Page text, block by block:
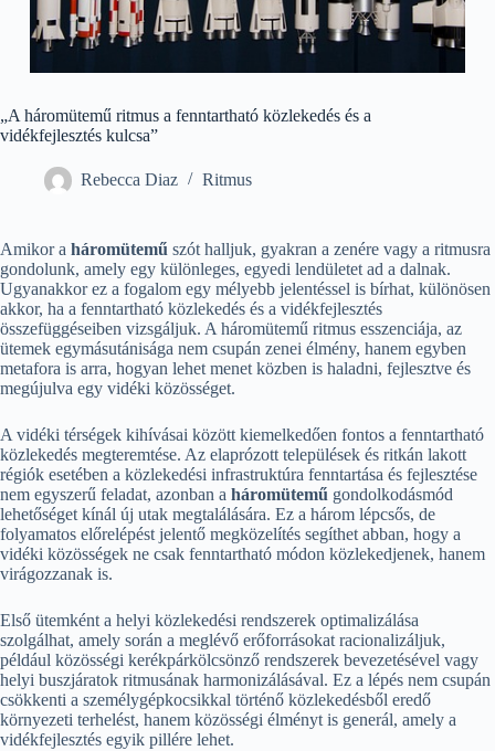
„A háromütemű ritmus a fenntartható közlekedés és a
vidékfejlesztés kulcsa”
Rebecca Diaz Ritmus
Amikor a háromütemű szót halljuk, gyakran a zenére vagy a ritmusra
gondolunk, amely egy különleges, egyedi lendületet ad a dalnak.
Ugyanakkor ez a fogalom egy mélyebb jelentéssel is bírhat, különösen
akkor, ha a fenntartható közlekedés és a vidékfejlesztés
összefüggéseiben vizsgáljuk. A háromütemű ritmus esszenciája, az
ütemek egymásutánisága nem csupán zenei élmény, hanem egyben
metafora is arra, hogyan lehet menet közben is haladni, fejlesztve és
megújulva egy vidéki közösséget.
A vidéki térségek kihívásai között kiemelkedően fontos a fenntartható
közlekedés megteremtése. Az elaprózott települések és ritkán lakott
régiók esetében a közlekedési infrastruktúra fenntartása és fejlesztése
nem egyszerű feladat, azonban a háromütemű gondolkodásmód
lehetőséget kínál új utak megtalálására. Ez a három lépcsős, de
folyamatos előrelépést jelentő megközelítés segíthet abban, hogy a
vidéki közösségek ne csak fenntartható módon közlekedjenek, hanem
virágozzanak is.
Első ütemként a helyi közlekedési rendszerek optimalizálása
szolgálhat, amely során a meglévő erőforrásokat racionalizáljuk,
például közösségi kerékpárkölcsönző rendszerek bevezetésével vagy
helyi buszjáratok ritmusának harmonizálásával. Ez a lépés nem csupán
csökkenti a személygépkocsikkal történő közlekedésből eredő
környezeti terhelést, hanem közösségi élményt is generál, amely a
vidékfejlesztés egyik pillére lehet.